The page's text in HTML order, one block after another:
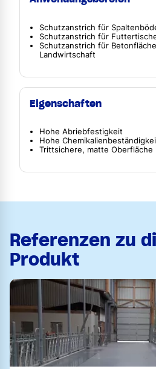
Schutzanstrich für
Schutzanstrich für
Schutzanstrich für
Landwirtschaft
Eigenschaften
Hohe Abriebfestigkeit
Hohe
Trittsichere, matte Oberfläche
Referenzen zu
Produkt